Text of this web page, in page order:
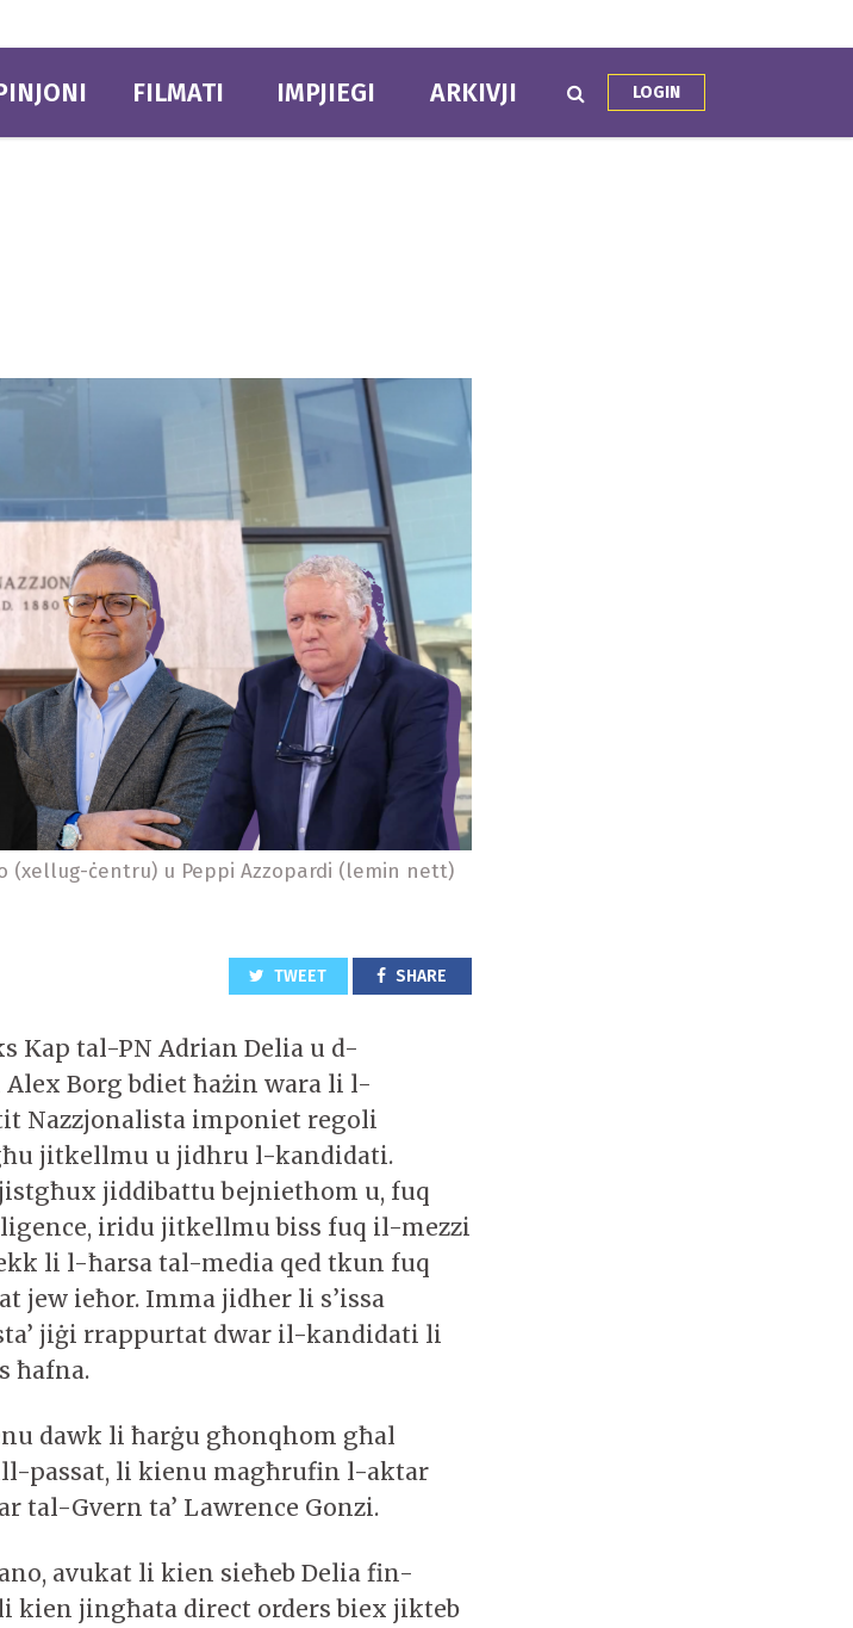
FILMATI IMPJIEGI ARKIVJI LOGIN
(xellug-ċentru) u Peppi Azzopardi (lemin nett)
TWEET SHARE
Kap tal-PN Adrian Delia u d-
Borg bdiet ħażin wara li l-
Nazzjonalista imponiet regoli
jitkellmu u jidhru l-kandidati.
jiddibattu bejniethom u, fuq
iridu jitkellmu biss fuq il-mezzi
li l-ħarsa tal-media qed tkun fuq
jew ieħor. Imma jidher li s’issa
jiġi rrappurtat dwar il-kandidati li
ħafna.
dawk li ħarġu għonqhom għal
passat, li kienu magħrufin l-aktar
tal-Gvern ta’ Lawrence Gonzi.
avukat li kien sieħeb Delia fin-
kien jingħata direct orders biex jikteb